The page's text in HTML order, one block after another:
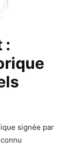
:
signée par